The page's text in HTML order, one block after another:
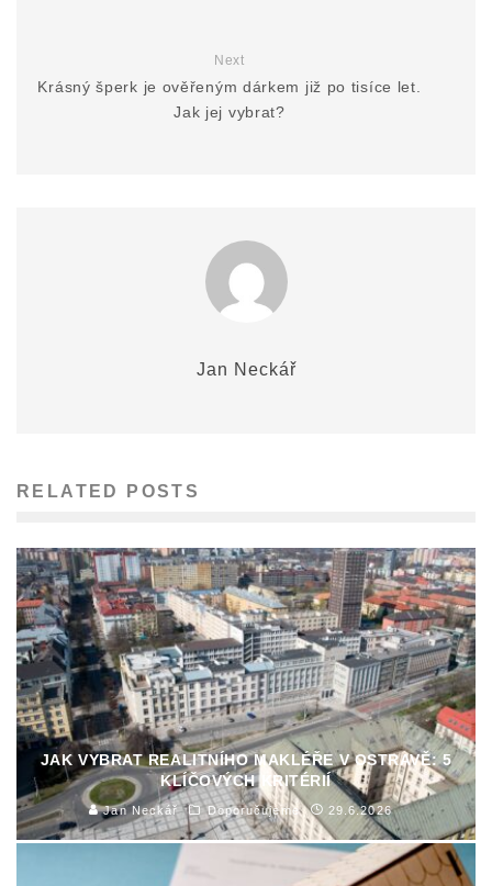
Next
Krásný šperk je ověřeným dárkem již po tisíce let.
Jak jej vybrat?
Jan Neckář
RELATED POSTS
JAK VYBRAT REALITNÍHO MAKLÉŘE V OSTRAVĚ: 5
KLÍČOVÝCH KRITÉRIÍ
Jan Neckář Doporučujeme 29.6.2026